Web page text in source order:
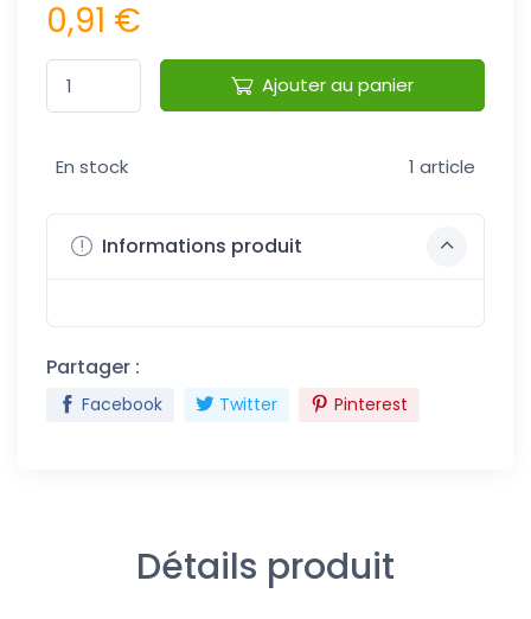
0,91 €
Ajouter au panier
En stock 1 article
Informations produit
Partager :
Facebook Twitter Pinterest
Détails produit